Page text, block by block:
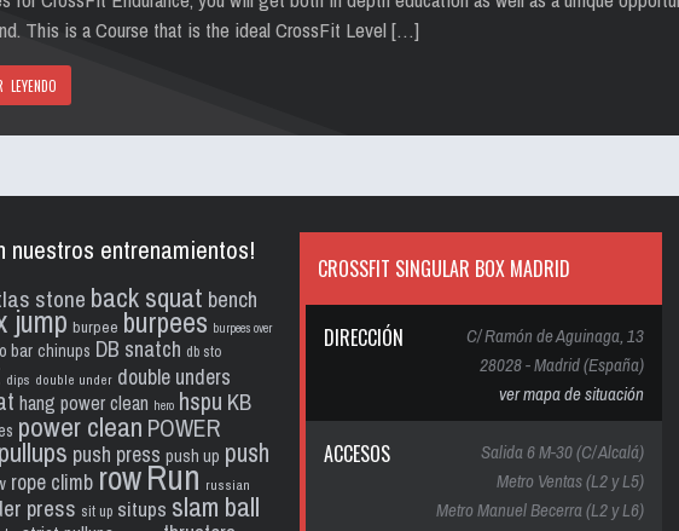
This is a Course that is the ideal CrossFit Level […]
LEYENDO
nuestros entrenamientos!
stone back squat bench
jump burpee burpees burpees over
bar chinups DB snatch db sto
dips double under double unders
hang power clean hero hspu KB
power clean POWER
pullups push press push up push
rope climb rowRun russian
press sit up situps slam ball
CROSSFIT SINGULAR BOX MADRID
DIRECCIÓN
C/ Ramón de Aguinaga, 13
28028 - Madrid (España)
ver mapa de situación
ACCESOS
Salida 6 M-30 (C/ Alcalá)
Metro Ventas (L2 y L5)
Metro Manuel Becerra (L2 y L6)